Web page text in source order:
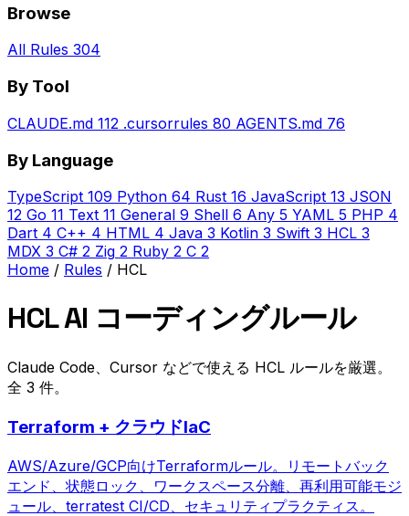
Browse
All Rules 304
By Tool
CLAUDE.md 112 .cursorrules 80 AGENTS.md 76
By Language
TypeScript 109 Python 64 Rust 16 JavaScript 13 JSON
12 Go 11 Text 11 General 9 Shell 6 Any 5 YAML 5 PHP 4
Dart 4 C++ 4 HTML 4 Java 3 Kotlin 3 Swift 3 HCL 3
MDX 3 C# 2 Zig 2 Ruby 2 C 2
Home / Rules / HCL
HCL AI コーディングルール
Claude Code、Cursor などで使える HCL ルールを厳選。
全 3 件。
Terraform + クラウドIaC
AWS/Azure/GCP向けTerraformルール。リモートバック
エンド、状態ロック、ワークスペース分離、再利用可能モジ
ュール、terratest CI/CD、セキュリティプラクティス。